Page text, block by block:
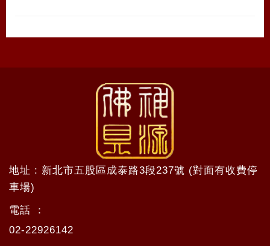
地址 : 新北市五股區成泰路3段237號 (對面有收費停
車場)
電話 ：
02-22926142